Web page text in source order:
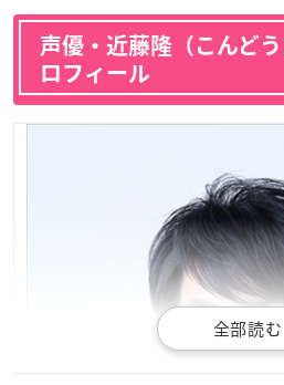
声優・近藤隆（こんど
ロフィール